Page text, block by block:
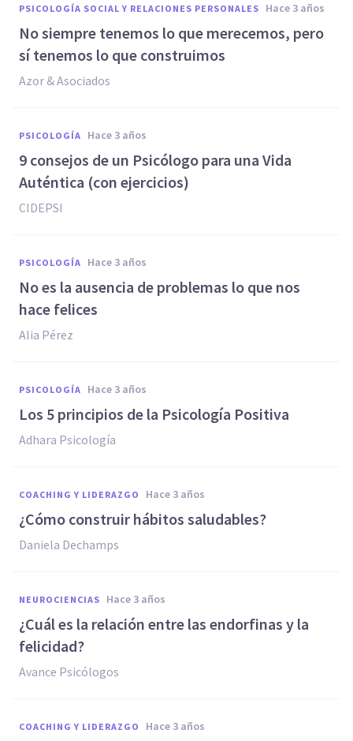
PSICOLOGÍA SOCIAL Y RELACIONES PERSONALES hace 3 años
No siempre tenemos lo que merecemos, pero
sí tenemos lo que construimos
Azor & Asociados
PSICOLOGÍA hace 3 años
9 consejos de un Psicólogo para una Vida
Auténtica (con ejercicios)
CIDEPSI
PSICOLOGÍA hace 3 años
No es la ausencia de problemas lo que nos
hace felices
Alia Pérez
PSICOLOGÍA hace 3 años
Los 5 principios de la Psicología Positiva
Adhara Psicología
COACHING Y LIDERAZGO hace 3 años
¿Cómo construir hábitos saludables?
Daniela Dechamps
NEUROCIENCIAS hace 3 años
¿Cuál es la relación entre las endorfinas y la
felicidad?
Avance Psicólogos
COACHING Y LIDERAZGO hace 3 años